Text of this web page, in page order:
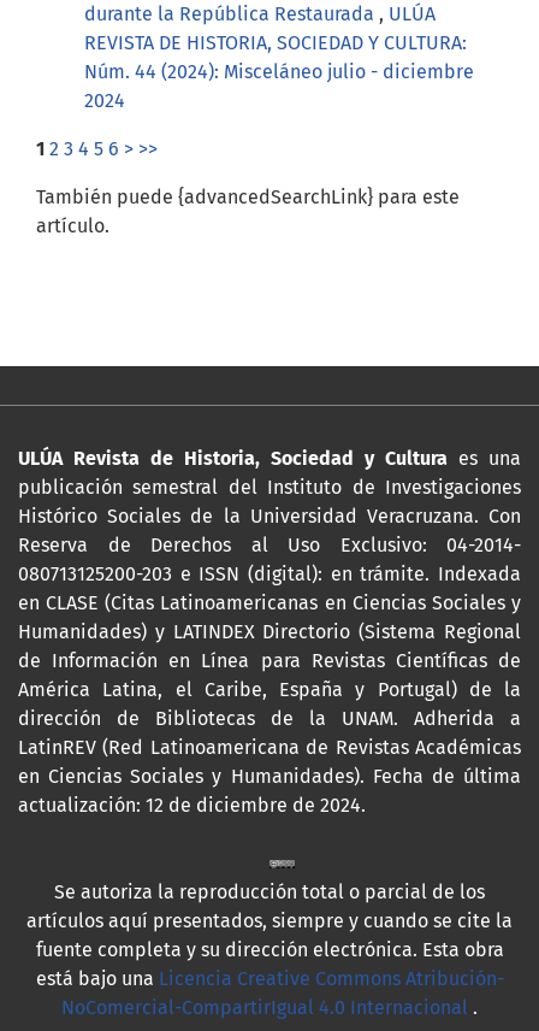
durante la República Restaurada , ULÚA
REVISTA DE HISTORIA, SOCIEDAD Y CULTURA:
Núm. 44 (2024): Misceláneo julio - diciembre
2024
1 2 3 4 5 6 > >>
También puede {advancedSearchLink} para este
artículo.
ULÚA Revista de Historia, Sociedad y Cultura es una
publicación semestral del Instituto de Investigaciones
Histórico Sociales de la Universidad Veracruzana. Con
Reserva de Derechos al Uso Exclusivo: 04-2014-
080713125200-203 e ISSN (digital): en trámite. Indexada
en CLASE (Citas Latinoamericanas en Ciencias Sociales y
Humanidades) y LATINDEX Directorio (Sistema Regional
de Información en Línea para Revistas Científicas de
América Latina, el Caribe, España y Portugal) de la
dirección de Bibliotecas de la UNAM. Adherida a
LatinREV (Red Latinoamericana de Revistas Académicas
en Ciencias Sociales y Humanidades). Fecha de última
actualización: 12 de diciembre de 2024.
Se autoriza la reproducción total o parcial de los
artículos aquí presentados, siempre y cuando se cite la
fuente completa y su dirección electrónica. Esta obra
está bajo una Licencia Creative Commons Atribución-
NoComercial-CompartirIgual 4.0 Internacional .